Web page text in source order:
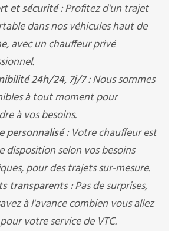
et sécurité :Profitez d'un trajet
dans nos véhicules haut de
avec un chauffeur privé
24h/24, 7j/7 :Nous sommes
à tout moment pour
à vos besoins.
personnalisé :Votre chauffeur est
disposition selon vos besoins
pour des trajets sur-mesure.
transparents :Pas de surprises,
à l'avance combien vous allez
votre service de VTC.